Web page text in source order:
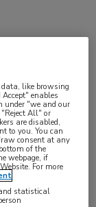
geslacht
causale
like browsing
enables
under "we and our
"Reject All" or
are disabled,
to you. You can
consent at any
of the
webpage, if
For more
statistical